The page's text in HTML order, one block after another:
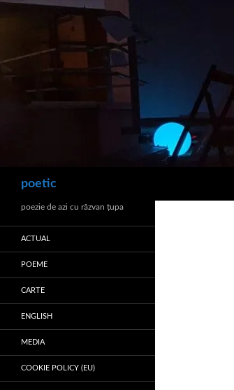
poetic
poezie de azi cu răzvan ţupa
ACTUAL
POEME
CARTE
ENGLISH
MEDIA
COOKIE POLICY (EU)